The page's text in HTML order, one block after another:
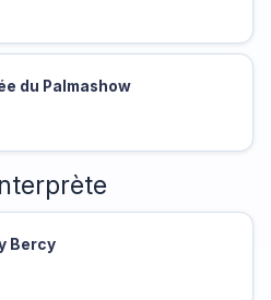
du Palmashow
Bercy